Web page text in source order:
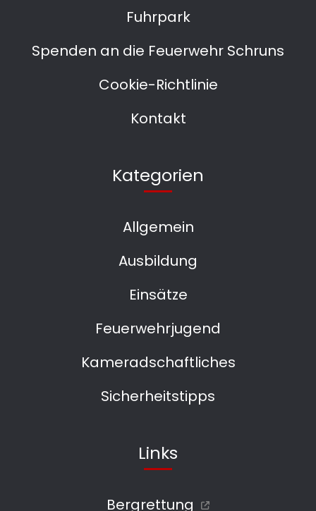
Fuhrpark
Spenden an die Feuerwehr Schruns
Cookie-Richtlinie
Kontakt
Kategorien
Allgemein
Ausbildung
Einsätze
Feuerwehrjugend
Kameradschaftliches
Sicherheitstipps
Links
Bergrettung